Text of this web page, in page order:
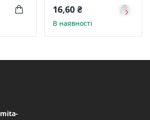
16,60 ₴
В наявності
mita-